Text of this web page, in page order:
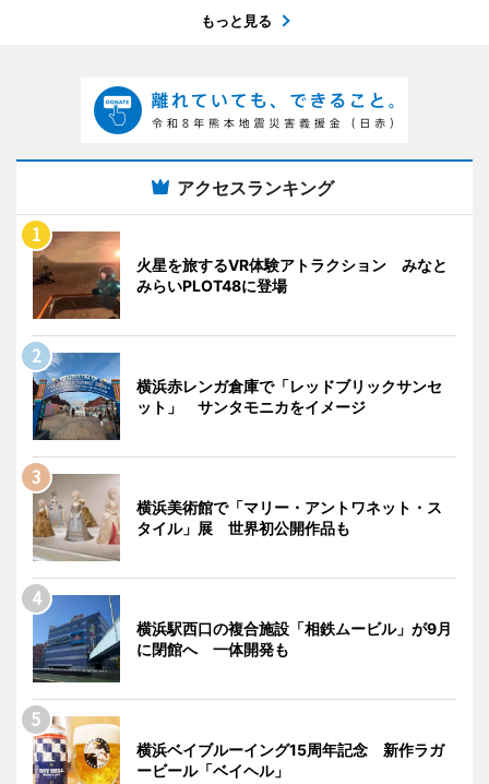
もっと見る
アクセスランキング
火星を旅するVR体験アトラクション みなと
みらいPLOT48に登場
横浜赤レンガ倉庫で「レッドブリックサンセ
ット」 サンタモニカをイメージ
横浜美術館で「マリー・アントワネット・ス
タイル」展 世界初公開作品も
横浜駅西口の複合施設「相鉄ムービル」が9月
に閉館へ 一体開発も
横浜ベイブルーイング15周年記念 新作ラガ
ービール「ベイヘル」